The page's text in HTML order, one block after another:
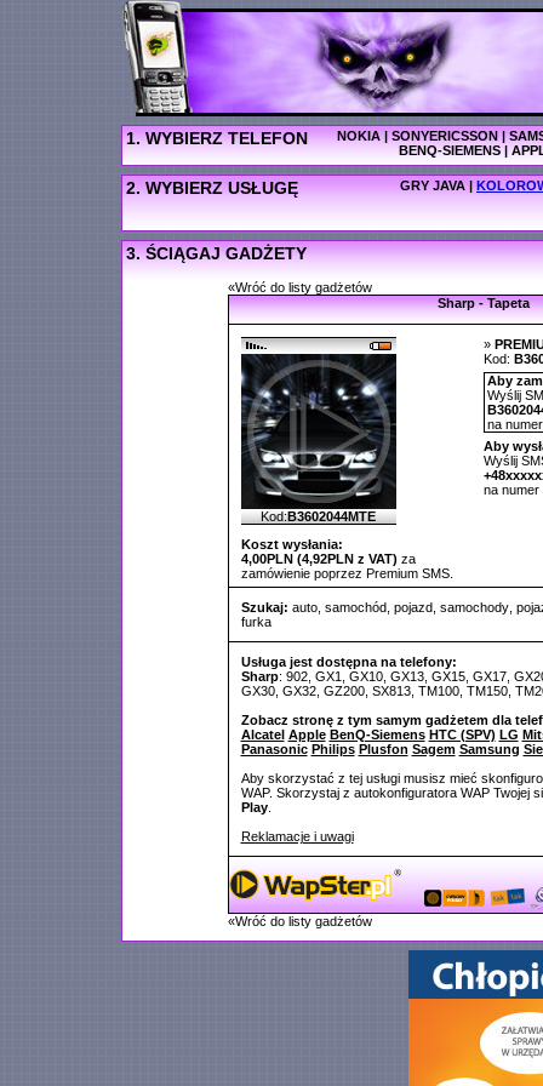
1. WYBIERZ TELEFON NOKIA|SONYERICSSON|
BENQ-SIEMENS|
2. WYBIERZ USŁUGĘ GRY JAVA |
3. ŚCIĄGAJ GADŻETY
«Wróć do listy gadżetów
Sharp - Tapeta
Kod:B3602044MTE
Koszt wysłania:
4,00PLN (4,92PLN z VAT) za
zamówienie poprzez Premium SMS.
»
Kod:
Aby
Wyślij
na
Aby
Wyślij
na numer
Szukaj: auto, samochód, pojazd, samochody,
furka
Usługa jest dostępna na telefony:
Sharp: 902, GX1, GX10, GX13, GX15, GX17,
GX30, GX32, GZ200, SX813, TM100, TM150,
Zobacz stronę z tym samym gadżetem dla
Alcatel Apple BenQ-Siemens HTC (SPV) LG
Panasonic Philips Plusfon Sagem Samsung
Aby skorzystać z tej usługi musisz mieć
WAP. Skorzystaj z autokonfiguratora WAP Twojej
Play.
Reklamacje i uwagi
«Wróć do listy gadżetów